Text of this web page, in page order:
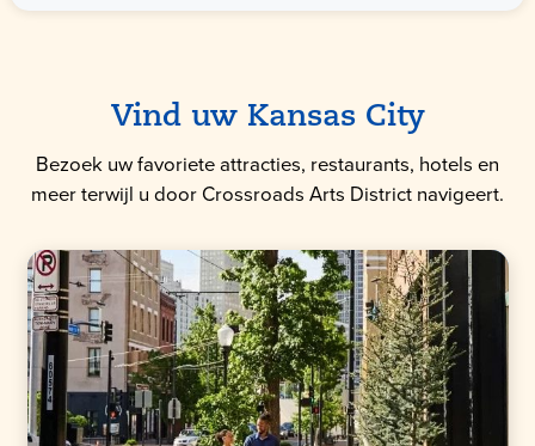
Vind uw Kansas City
Bezoek uw favoriete attracties, restaurants, hotels en
meer terwijl u door Crossroads Arts District navigeert.